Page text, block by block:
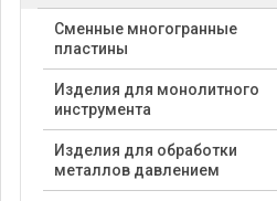
Cменные многогранные
пластины
Изделия для монолитного
инструмента
Изделия для обработки
металлов давлением